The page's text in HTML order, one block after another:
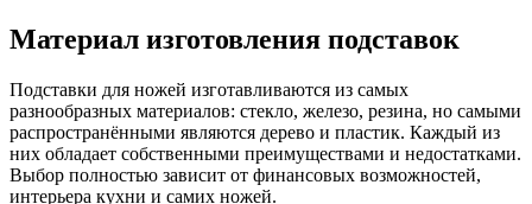
Материал изготовления подставок
Подставки для ножей изготавливаются из самых
разнообразных материалов: стекло, железо, резина, но самыми
распространёнными являются дерево и пластик. Каждый из
них обладает собственными преимуществами и недостатками.
Выбор полностью зависит от финансовых возможностей,
интерьера кухни и самих ножей.